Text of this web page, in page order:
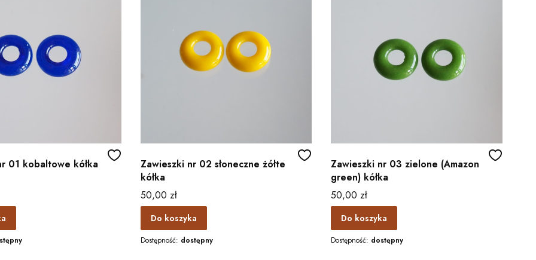
01 kobaltowe kółka
Zawieszki nr 02 słoneczne żółte
kółka
Cena
50,00 zł
Do koszyka
Dostępność: dostępny
Zawieszki nr 03 zielone (Amazon
green) kółka
Cena
50,00 zł
Do koszyka
Dostępność: dostępny